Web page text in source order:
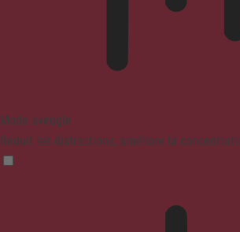
Mode aveugle
Réduit les distractions, améliore la